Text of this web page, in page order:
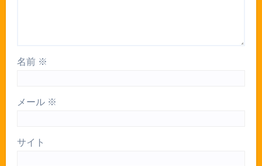
名前 ※
メール ※
サイト